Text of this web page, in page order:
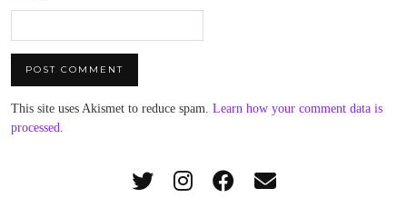
This site uses Akismet to reduce spam. Learn how your comment data is
processed